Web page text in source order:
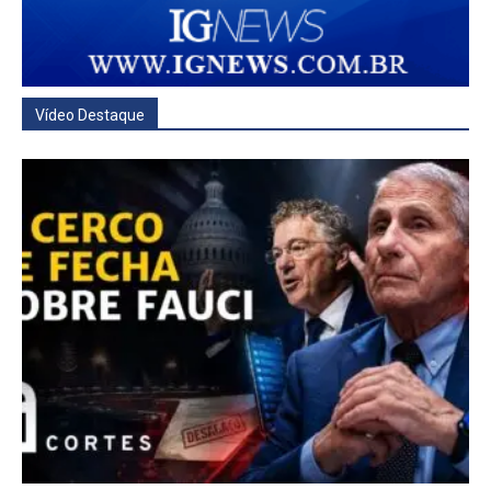
Vídeo Destaque